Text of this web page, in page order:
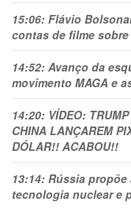
15:06: Flávio
contas de filme
14:52: Avanço da
movimento MAGA e
14:20: VÍDEO:
CHINA LANÇAREM
DÓLAR!! ACABOU!!
13:14: Rússia propõe
tecnologia nuclear e